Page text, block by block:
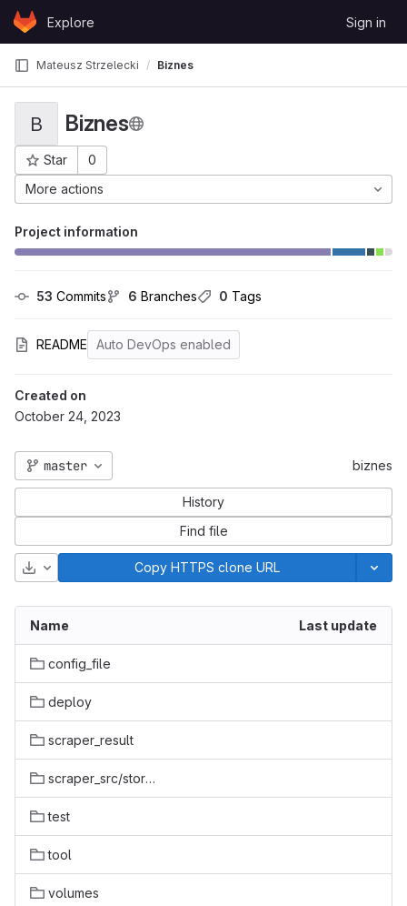
Skip to content
GitLabExplore Sign in
Mateusz Strzelecki Biznes
B Biznes
Star
0
Project ID: 1357
More actions
Project information
53 Commits 6 Branches 0 Tags
README Auto DevOps enabled
Created on
October 24, 2023
master biznes
History
Find file
Download Copy HTTPS clone URL
Name Last update
config_file
deploy
scraper_result
scraper_src/store_scraper
test
tool
volumes